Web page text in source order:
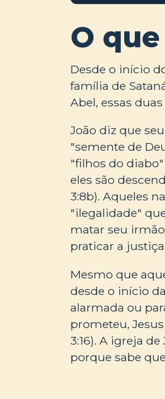
O
Desde o início
família de
Abel, essas
João diz que
"semente de
"filhos do diabo"
eles são
3:8b). Aqueles
"ilegalidade"
matar seu irmão
praticar a justiça
Mesmo que
desde o início
alarmada ou
prometeu,
3:16). A igreja
porque sabe